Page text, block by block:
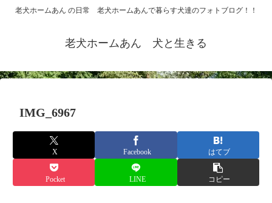
老犬ホームあん の日常 老犬ホームあんで暮らす犬達のフォトブログ！！
老犬ホームあん 犬と生きる
IMG_6967
X Facebook はてブ
Pocket LINE コピー